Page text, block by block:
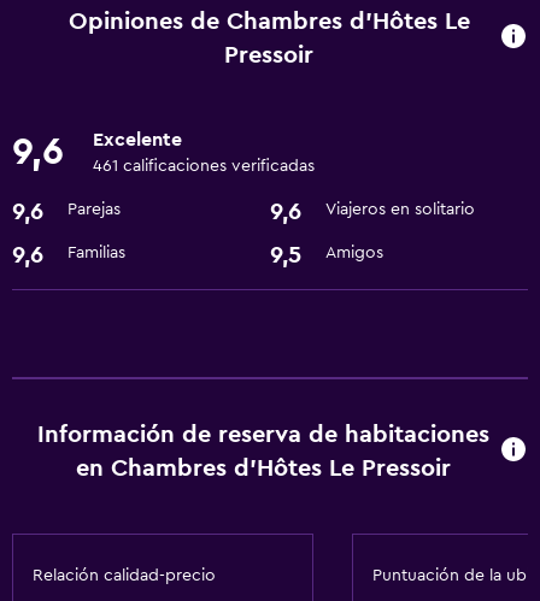
Wifi gratis
Opiniones de Chambres d'Hôtes Le
Pressoir
9,6 Excelente
461 calificaciones verificadas
9,6 Parejas 9,6 Viajeros en solitario
9,6 Familias 9,5 Amigos
Información de reserva de habitaciones
en Chambres d'Hôtes Le Pressoir
Relación calidad-precio Puntuación de la